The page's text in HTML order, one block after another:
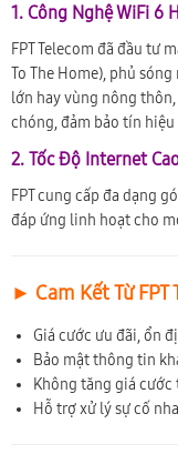
1. Công Nghệ WiFi 6
FPT Telecom đã đầu tư
To The Home), phủ
lớn hay vùng nông
chóng, đảm bảo tín
2. Tốc Độ Internet
FPT cung cấp đa dạng
đáp ứng linh hoạt cho
► Cam Kết Từ FPT
Giá cước ưu đãi, ổn
Bảo mật thông tin
Không tăng giá
Hỗ trợ xử lý sự cố